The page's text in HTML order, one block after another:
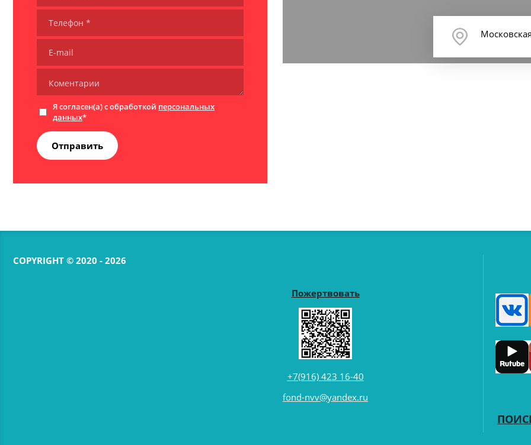
Я согласен(а) с обработкой персональных
данных*
Отправить
COPYRIGHT © 2020 - 2026
Пожертвовать
+7(916) 423 16-40
fond-nvv@yandex.ru